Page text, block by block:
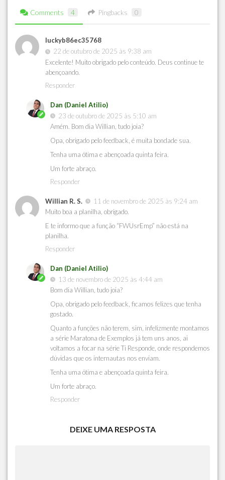
Comments 4 Pingbacks 0
luckyb86ec35768
22 de outubro de 2025 às 9:38 am
Excelente! Muito obrigado pelo conteúdo. Deus continue te
abençoando.
Responder
Dan (Daniel Atilio)
23 de outubro de 2025 às 5:10 am
Amém. Bom dia Willian, tudo joia?
Opa, obrigado pelo feedback, é muita bondade sua.
Tenha uma ótima e abençoada quinta feira.
Um forte abraço.
Responder
Willian R. S.
11 de novembro de 2025 às 9:24 am
Muito boa a planilha, obrigado.
E te informo que a função “FWUsrEmp” não está na
planilha.
Responder
Dan (Daniel Atilio)
13 de novembro de 2025 às 4:44 am
Bom dia Willian, tudo joia?
Opa, obrigado pelo feedback, ficamos felizes que tenha
gostado.
Quanto a funções não terem, sim, infelizmente montamos
a série Maratona de Exemplos já tem uns anos, ai
voltamos a focar na série Ti Responde, onde respondemos
dúvidas que os internautas nos enviam.
Tenha uma ótima e abençoada quinta feira.
Um forte abraço.
Responder
DEIXE UMA RESPOSTA